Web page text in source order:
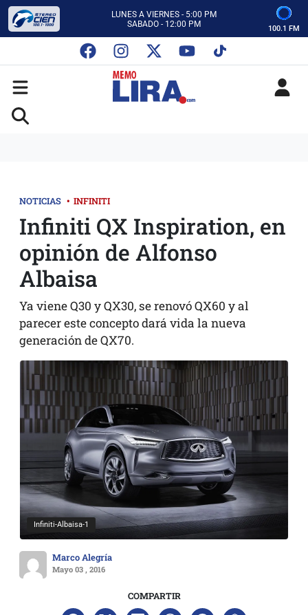
ESCUCHA AUTOS AL CIEN
CON MEMO LIRA Y SU EQUIPO
SABADO - 12:00 PM
ESCUCHA AUTOS AL CIEN
CON MEMO LIRA Y SU EQUIPO
LUNES A VIERNES - 5:00 PM
SABADO - 12:00 PM
100.1 FM
NOTICIAS • INFINITI
Infiniti QX Inspiration, en
opinión de Alfonso
Albaisa
Ya viene Q30 y QX30, se renovó QX60 y al
parecer este concepto dará vida la nueva
generación de QX70.
Infiniti-Albaisa-1
Marco Alegría
Mayo 03 , 2016
COMPARTIR